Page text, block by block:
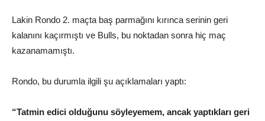
Lakin Rondo 2. maçta baş parmağını kırınca serinin geri
kalanını kaçırmıştı ve Bulls, bu noktadan sonra hiç maç
kazanamamıştı.
Rondo, bu durumla ilgili şu açıklamaları yaptı:
“Tatmin edici olduğunu söyleyemem, ancak yaptıkları geri